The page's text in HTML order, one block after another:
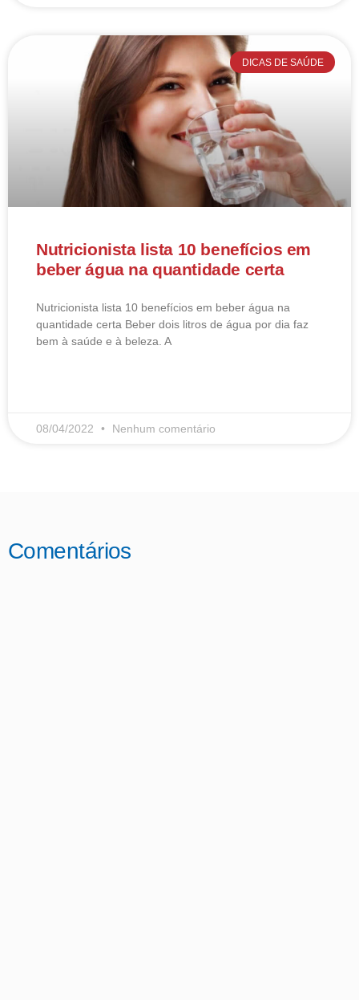
DICAS DE SAÚDE
Nutricionista lista 10 benefícios em
beber água na quantidade certa
Nutricionista lista 10 benefícios em beber água na
quantidade certa Beber dois litros de água por dia faz
bem à saúde e à beleza. A
08/04/2022 Nenhum comentário
Comentários